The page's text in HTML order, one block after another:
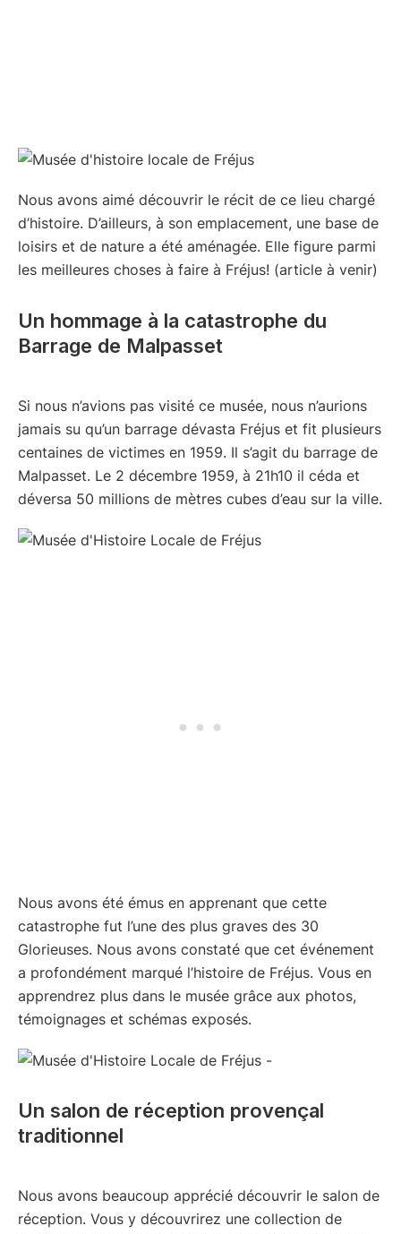
Nous avons aimé découvrir le récit de ce lieu chargé
d’histoire. D’ailleurs, à son emplacement, une base de
loisirs et de nature a été aménagée. Elle figure parmi
les meilleures choses à faire à Fréjus! (article à venir)
Un hommage à la catastrophe du
Barrage de Malpasset
Si nous n’avions pas visité ce musée, nous n’aurions
jamais su qu’un barrage dévasta Fréjus et fit plusieurs
centaines de victimes en 1959. Il s’agit du barrage de
Malpasset. Le 2 décembre 1959, à 21h10 il céda et
déversa 50 millions de mètres cubes d’eau sur la ville.
Nous avons été émus en apprenant que cette
catastrophe fut l’une des plus graves des 30
Glorieuses. Nous avons constaté que cet événement
a profondément marqué l’histoire de Fréjus. Vous en
apprendrez plus dans le musée grâce aux photos,
témoignages et schémas exposés.
Un salon de réception provençal
traditionnel
Nous avons beaucoup apprécié découvrir le salon de
réception. Vous y découvrirez une collection de